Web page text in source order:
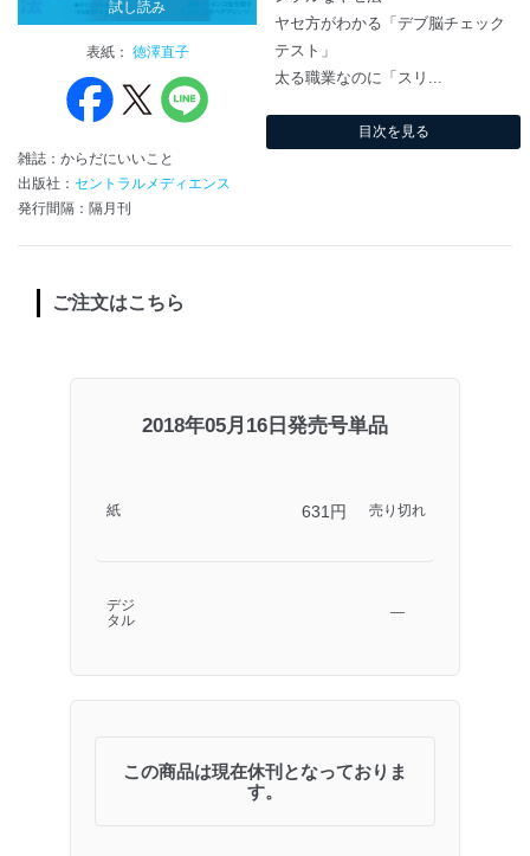
試し読み
表紙： 徳澤直子
雑誌：からだにいいこと
出版社： セントラルメディエンス
発行間隔：隔月刊
ヤセ方がわかる「デブ脳チェック
テスト」
太る職業なのに「スリ...
目次を見る
ご注文はこちら
2018年05月16日発売号単品
紙 631円 売り切れ
デジ
タル
―
この商品は現在休刊となっておりま
す。